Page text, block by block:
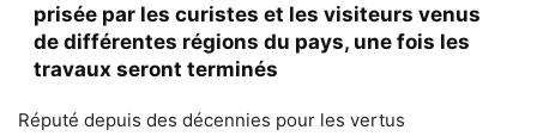
prisée par les curistes et les visiteurs venus
de différentes régions du pays, une fois les
travaux seront terminés
Réputé depuis des décennies pour les vertus